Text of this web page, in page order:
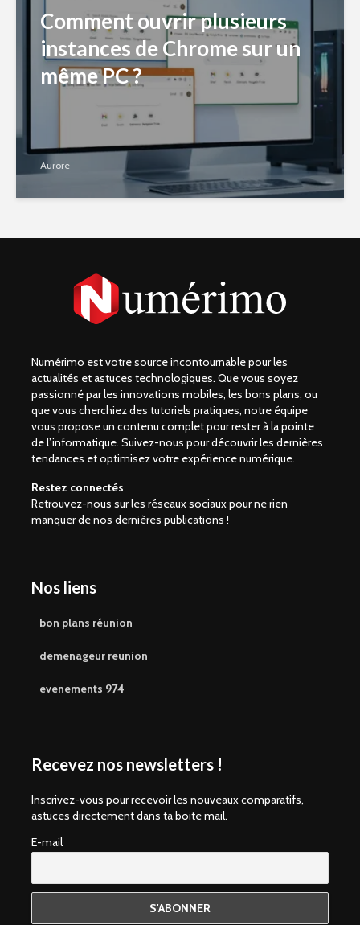
Comment ouvrir plusieurs
instances de Chrome sur un
même PC ?
Aurore
Numérimo est votre source incontournable pour les
actualités et astuces technologiques. Que vous soyez
passionné par les innovations mobiles, les bons plans, ou
que vous cherchiez des tutoriels pratiques, notre équipe
vous propose un contenu complet pour rester à la pointe
de l’informatique. Suivez-nous pour découvrir les dernières
tendances et optimisez votre expérience numérique.
Restez connectés
Retrouvez-nous sur les réseaux sociaux pour ne rien
manquer de nos dernières publications !
Nos liens
bon plans réunion
demenageur reunion
evenements 974
Recevez nos newsletters !
Inscrivez-vous pour recevoir les nouveaux comparatifs,
astuces directement dans ta boite mail.
E-mail